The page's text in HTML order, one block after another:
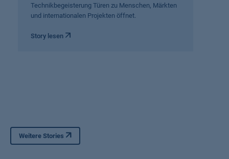
Technikbegeisterung Türen zu Menschen, Märkten
und internationalen Projekten öffnet.
Story lesen
Weitere Stories